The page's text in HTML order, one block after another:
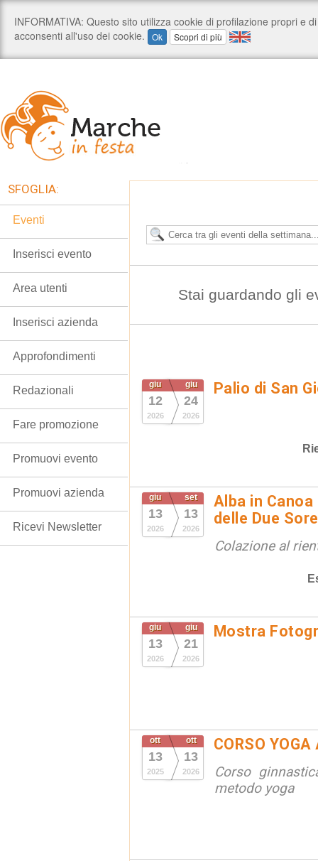
Stai guardando gli
giu
12
2026
giu
24
2026
Palio di San
giu
13
2026
set
13
2026
Alba in
delle Due
Colazione al
giu
13
2026
giu
21
2026
Mostra
ott
13
2025
ott
13
2026
CORSO
Corso
metodo yoga
SFOGLIA:
Eventi
Inserisci evento
Area utenti
Inserisci azienda
Approfondimenti
Redazionali
Fare promozione
Promuovi evento
Promuovi azienda
Ricevi Newsletter